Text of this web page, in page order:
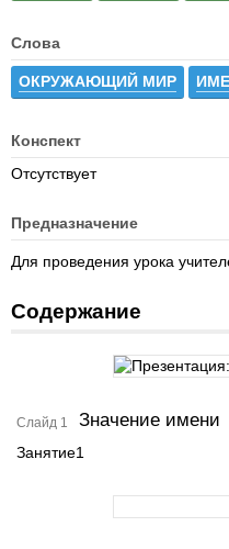
Слова
ОКРУЖАЮЩИЙ МИР
Конспект
Отсутствует
Предназначение
Для проведения урока
Содержание
Слайд 1 Значение имени
Занятие1